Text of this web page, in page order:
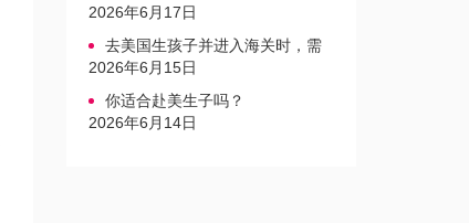
生三孩不再缴纳社会抚养费
2026年6月17日
去美国生孩子并进入海关时，需
要注意的事项是什么？
2026年6月15日
你适合赴美生子吗？
2026年6月14日